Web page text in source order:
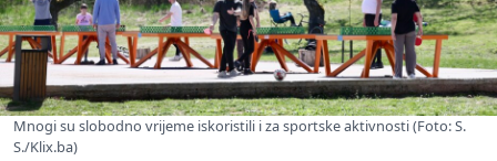
Mnogi su slobodno vrijeme iskoristili i za sportske aktivnosti (Foto: S.
S./Klix.ba)